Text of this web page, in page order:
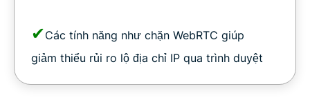
✔Các tính năng như chặn WebRTC giúp
giảm thiểu rủi ro lộ địa chỉ IP qua trình duyệt